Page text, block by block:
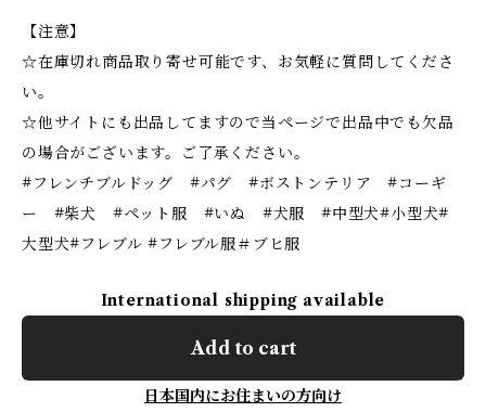
【注意】
☆在庫切れ商品取り寄せ可能です、お気軽に質問してくださ
い。
☆他サイトにも出品してますので当ページで出品中でも欠品
の場合がございます。ご了承ください。
#フレンチブルドッグ #パグ #ボストンテリア #コーギ
ー #柴犬 #ペット服 #いぬ #犬服 #中型犬#小型犬#
大型犬#フレブル #フレブル服＃ブヒ服
International shipping available
Add to cart
日本国内にお住まいの方向け